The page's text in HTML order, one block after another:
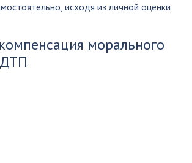
исходя из личной оценки
морального